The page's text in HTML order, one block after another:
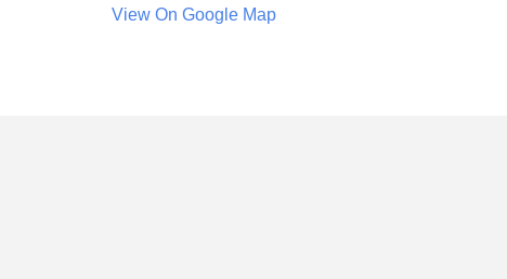
View On Google Map